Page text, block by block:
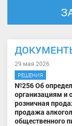
29 мая 2026
РЕШЕНИЯ
№256 Об
организациям и
розничная
продажа
общественного